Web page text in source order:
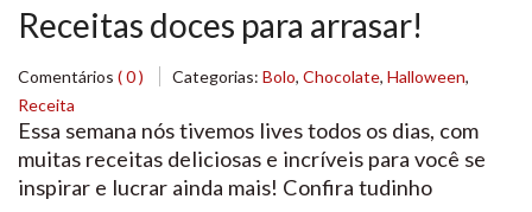
Receitas doces para arrasar!
Comentários ( 0 ) Categorias: Bolo, Chocolate, Halloween,
Receita
Essa semana nós tivemos lives todos os dias, com
muitas receitas deliciosas e incríveis para você se
inspirar e lucrar ainda mais! Confira tudinho